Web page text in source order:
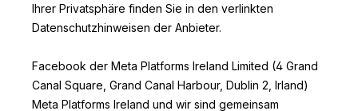
Ihrer Privatsphäre finden Sie in den verlinkten
Datenschutzhinweisen der Anbieter.
Facebook der Meta Platforms Ireland Limited (4 Grand
Canal Square, Grand Canal Harbour, Dublin 2, Irland)
Meta Platforms Ireland und wir sind gemeinsam